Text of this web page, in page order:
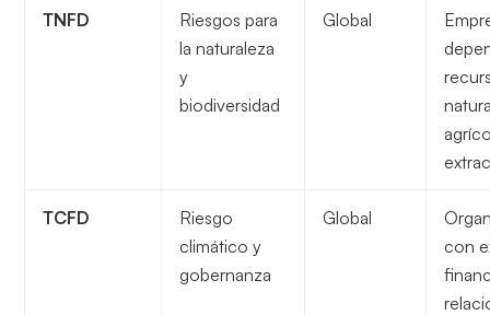
TNFD
Riesgos para
la naturaleza
y
biodiversidad
Global
TCFD
Riesgo
climático y
gobernanza
Global
con